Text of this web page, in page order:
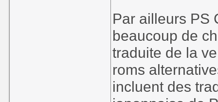
Par ailleurs PS
beaucoup de
traduite de la
roms
incluent des